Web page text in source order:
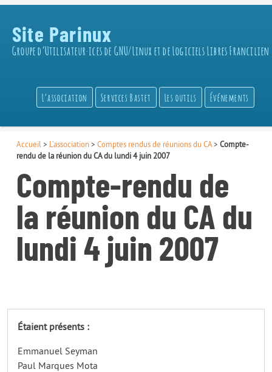
Site Parinux
Groupe d’Utilisateur·ices de GNU/Linux et de Logiciels Libres Francilien
L’association Services Bastet Les outils Événements
Accueil > L’association> Comptes rendus de réunions du CA> Compte-
rendu de la réunion du CA du lundi 4 juin 2007
Compte-rendu de
la réunion du CA du
lundi 4 juin 2007
Étaient présents :
Emmanuel Seyman
Paul Marques Mota